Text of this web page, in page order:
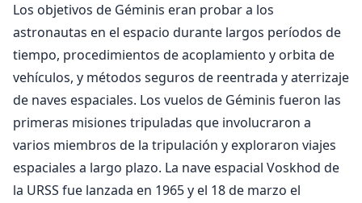
Los objetivos de Géminis eran probar a los
astronautas en el espacio durante largos períodos de
tiempo, procedimientos de acoplamiento y orbita de
vehículos, y métodos seguros de reentrada y aterrizaje
de naves espaciales. Los vuelos de Géminis fueron las
primeras misiones tripuladas que involucraron a
varios miembros de la tripulación y exploraron viajes
espaciales a largo plazo. La nave espacial Voskhod de
la URSS fue lanzada en 1965 y el 18 de marzo el